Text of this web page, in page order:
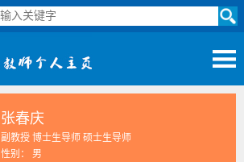
张春庆
副教授 博士生导师 硕士生导师
性别： 男